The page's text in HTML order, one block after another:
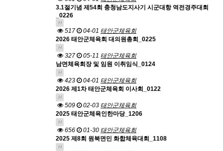
3.1절기념 제54회 충청남도지사기 시군대항 역전경주대회
_0226
H
517 04-01 태안군체육회
2026 태안군체육회 대의원총회_0225
H
327 05-11 태안군체육회
남면체육회장 및 임원 이취임식_0124
H
423 04-01 태안군체육회
2026 제1차 태안군체육회 이사회_0122
H
509 02-03 태안군체육회
2025 태안군체육인한마당_1206
H
656 01-30 태안군체육회
2025 제8회 원북면민 화합체육대회_1108
H